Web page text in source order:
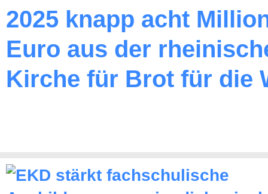
2025 knapp acht
Euro aus der
Kirche für Brot für die